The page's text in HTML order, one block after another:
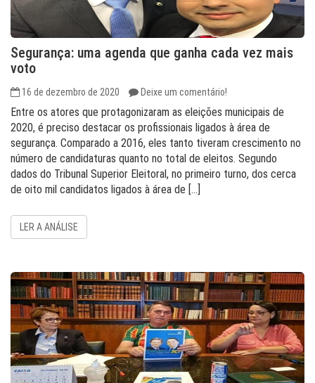
Segurança: uma agenda que ganha cada vez mais
voto
16 de dezembro de 2020 Deixe um comentário!
Entre os atores que protagonizaram as eleições municipais de
2020, é preciso destacar os profissionais ligados à área de
segurança. Comparado a 2016, eles tanto tiveram crescimento no
número de candidaturas quanto no total de eleitos. Segundo
dados do Tribunal Superior Eleitoral, no primeiro turno, dos cerca
de oito mil candidatos ligados à área de […]
LER A ANÁLISE